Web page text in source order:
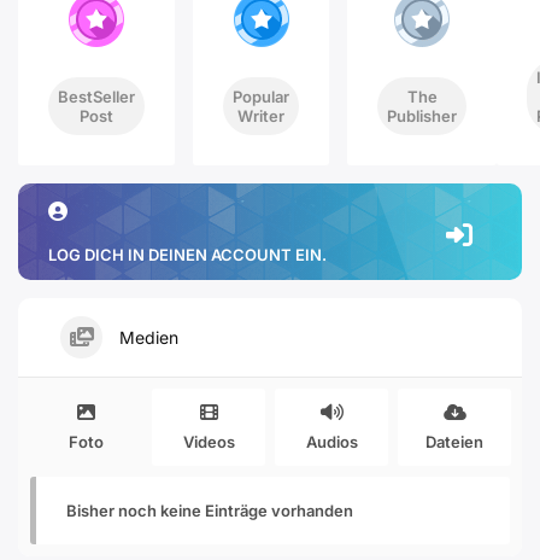
BestSeller
Post
Popular
Writer
The
Publisher
LOG DICH IN DEINEN ACCOUNT EIN.
Medien
Foto Videos Audios Dateien
Bisher noch keine Einträge vorhanden